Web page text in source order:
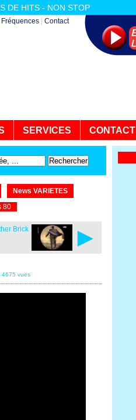
DE HITS - NON STOP
Fréquences Contact
SERVICES CONTACT
News VARIETES
80
►
Brick
4675 vues